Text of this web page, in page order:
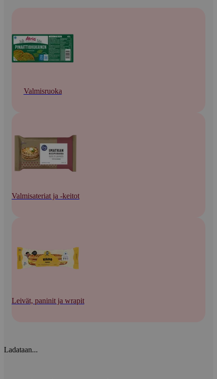
Valmisruoka
Valmisateriat ja -keitot
Leivät, paninit ja wrapit
Ladataan...